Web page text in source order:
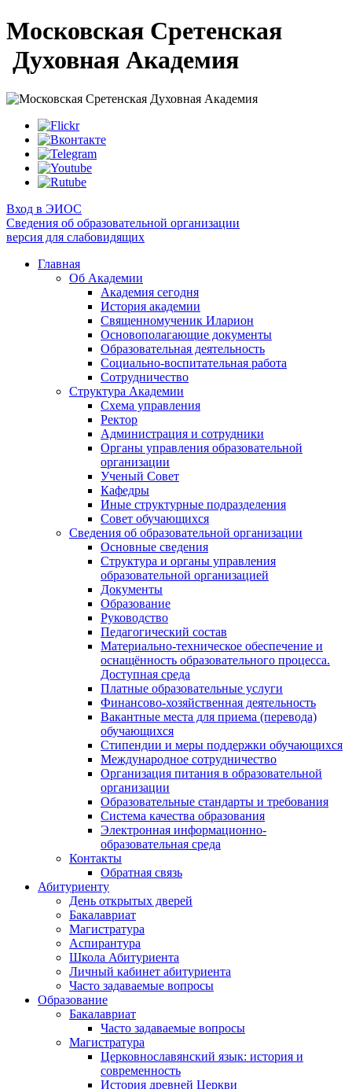
Московская Сретенская
Духовная Академия
Вход в ЭИОС
Сведения об образовательной организации
версия для слабовидящих
Главная
Об Академии
Академия сегодня
История академии
Священномученик Иларион
Основополагающие документы
Образовательная деятельность
Социально-воспитательная работа
Сотрудничество
Структура Академии
Схема управления
Ректор
Администрация и сотрудники
Органы управления образовательной
организации
Ученый Совет
Кафедры
Иные структурные подразделения
Совет обучающихся
Сведения об образовательной организации
Основные сведения
Структура и органы управления
образовательной организацией
Документы
Образование
Руководство
Педагогический состав
Материально-техническое обеспечение и
оснащённость образовательного процесса.
Доступная среда
Платные образовательные услуги
Финансово-хозяйственная деятельность
Вакантные места для приема (перевода)
обучающихся
Стипендии и меры поддержки обучающихся
Международное сотрудничество
Организация питания в образовательной
организации
Образовательные стандарты и требования
Система качества образования
Электронная информационно-
образовательная среда
Контакты
Обратная связь
Абитуриенту
День открытых дверей
Бакалавриат
Магистратура
Аспирантура
Школа Абитуриента
Личный кабинет абитуриента
Часто задаваемые вопросы
Образование
Бакалавриат
Часто задаваемые вопросы
Магистратура
Церковнославянский язык: история и
современность
История древней Церкви